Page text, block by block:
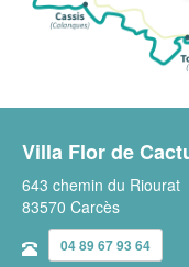
Villa Flor de
643 chemin du Riourat
83570 Carcès
04 89 67 93 64